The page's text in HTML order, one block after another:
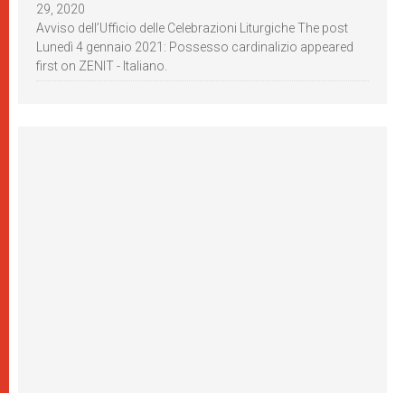
29, 2020
Avviso dell’Ufficio delle Celebrazioni Liturgiche The post
Lunedì 4 gennaio 2021: Possesso cardinalizio appeared
first on ZENIT - Italiano.